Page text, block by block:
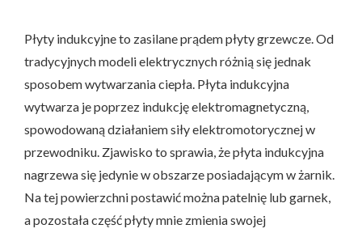
Płyty indukcyjne to zasilane prądem płyty grzewcze. Od
tradycyjnych modeli elektrycznych różnią się jednak
sposobem wytwarzania ciepła. Płyta indukcyjna
wytwarza je poprzez indukcję elektromagnetyczną,
spowodowaną działaniem siły elektromotorycznej w
przewodniku. Zjawisko to sprawia, że płyta indukcyjna
nagrzewa się jedynie w obszarze posiadającym w żarnik.
Na tej powierzchni postawić można patelnię lub garnek,
a pozostała część płyty mnie zmienia swojej